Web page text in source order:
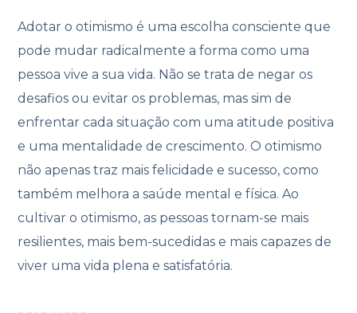
Adotar o otimismo é uma escolha consciente que
pode mudar radicalmente a forma como uma
pessoa vive a sua vida. Não se trata de negar os
desafios ou evitar os problemas, mas sim de
enfrentar cada situação com uma atitude positiva
e uma mentalidade de crescimento. O otimismo
não apenas traz mais felicidade e sucesso, como
também melhora a saúde mental e física. Ao
cultivar o otimismo, as pessoas tornam-se mais
resilientes, mais bem-sucedidas e mais capazes de
viver uma vida plena e satisfatória.